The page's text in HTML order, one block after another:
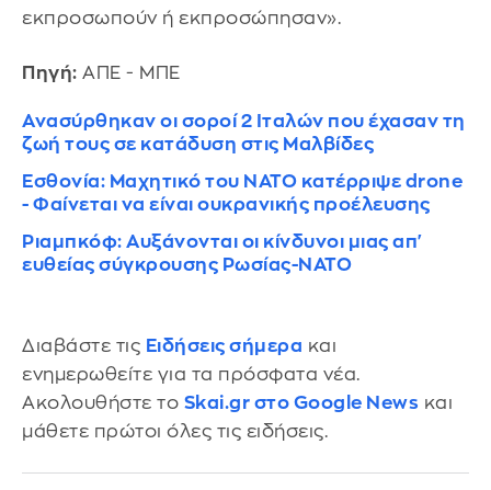
εκπροσωπούν ή εκπροσώπησαν».
Πηγή: ΑΠΕ - ΜΠΕ
Ανασύρθηκαν οι σοροί 2 Ιταλών που έχασαν τη
ζωή τους σε κατάδυση στις Μαλβίδες
Εσθονία: Μαχητικό του ΝΑΤΟ κατέρριψε drone
- Φαίνεται να είναι ουκρανικής προέλευσης
Ριαμπκόφ: Αυξάνονται οι κίνδυνοι μιας απ'
ευθείας σύγκρουσης Ρωσίας-ΝΑΤΟ
Διαβάστε τις Ειδήσεις σήμερα και
ενημερωθείτε για τα πρόσφατα νέα.
Ακολουθήστε το Skai.gr στο Google News και
μάθετε πρώτοι όλες τις ειδήσεις.